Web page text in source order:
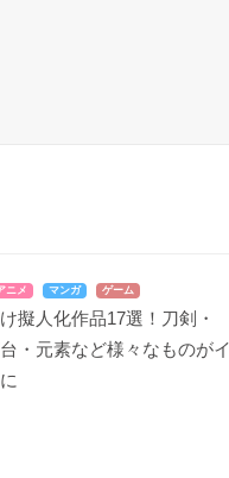
ニメ マンガ ゲーム
擬人化作品17選！刀剣・
・元素など様々なものがイ